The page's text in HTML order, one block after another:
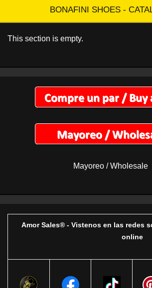
BONAFINI SHOES -
This section is empty.
Mayoreo / Wholesale
Amor Sales® - Vistenos en las redes
online